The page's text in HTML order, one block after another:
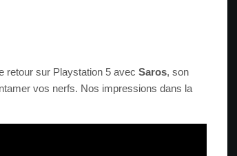
retour sur Playstation 5 avec Saros, son
vos nerfs. Nos impressions dans la